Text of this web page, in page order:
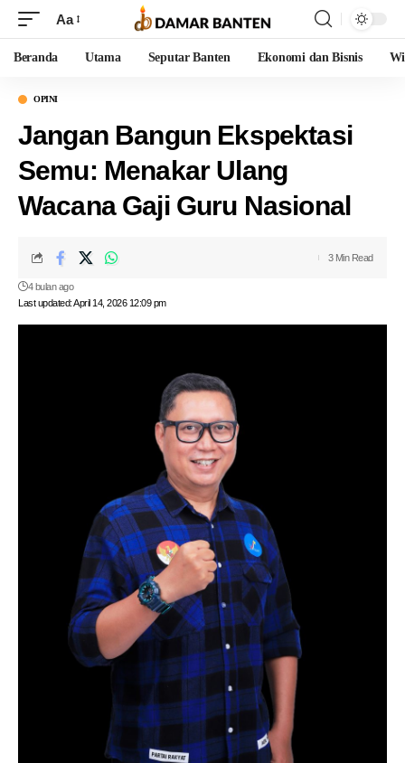
Aa
Beranda Utama Seputar Banten Ekonomi dan Bisnis
OPINI
Jangan Bangun Ekspektasi
Semu: Menakar Ulang
Wacana Gaji Guru Nasional
Last updated: April 14, 2026 12:09 pm
4 bulan ago
3 Min Read